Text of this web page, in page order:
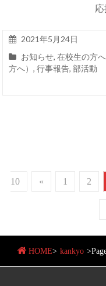
2021年5月24日
お知らせ,在校生の方へ
方へ）,行事報告,部活動
10 « 1 2
HOME> kankyo >